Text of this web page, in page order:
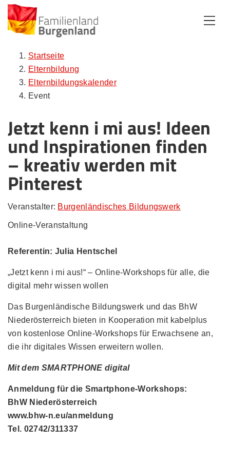
Startseite
Elternbildung
Elternbildungskalender
Event
Jetzt kenn i mi aus! Ideen
und Inspirationen finden
– kreativ werden mit
Pinterest
Veranstalter: Burgenländisches Bildungswerk
Online-Veranstaltung
Referentin: Julia Hentschel
„Jetzt kenn i mi aus!“ – Online-Workshops für alle, die
digital mehr wissen wollen
Das Burgenländische Bildungswerk und das BhW
Niederösterreich bieten in Kooperation mit kabelplus
von kostenlose Online-Workshops für Erwachsene an,
die ihr digitales Wissen erweitern wollen.
Mit dem SMARTPHONE digital
Anmeldung für die Smartphone-Workshops:
BhW Niederösterreich
www.bhw-n.eu/anmeldung
Tel. 02742/311337